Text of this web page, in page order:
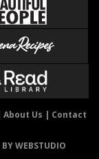
About Us | Contact
BY WEBSTUDIO